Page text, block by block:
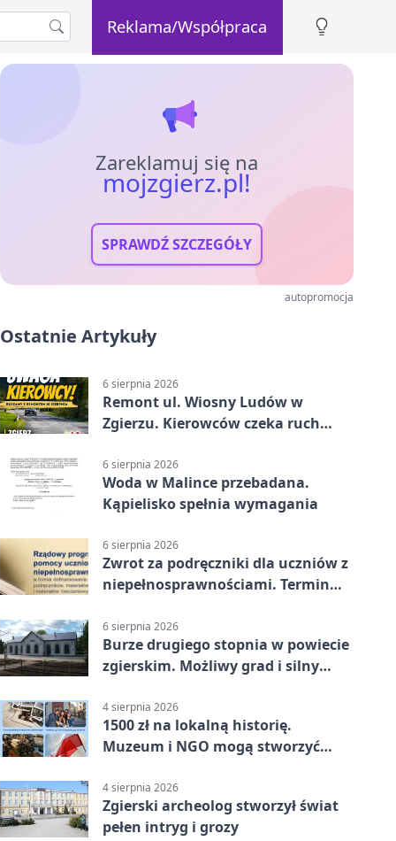
Reklama/Współpraca
Zareklamuj się na
mojzgierz.pl!
SPRAWDŹ SZCZEGÓŁY
autopromocja
Ostatnie Artykuły
6 sierpnia 2026
Remont ul. Wiosny Ludów w
Zgierzu. Kierowców czeka ruch
6 sierpnia 2026
Woda w Malince przebadana.
Kąpielisko spełnia wymagania
6 sierpnia 2026
Zwrot za podręczniki dla uczniów z
niepełnosprawnościami. Termin
6 sierpnia 2026
Burze drugiego stopnia w powiecie
zgierskim. Możliwy grad i silny
4 sierpnia 2026
1500 zł na lokalną historię.
Muzeum i NGO mogą stworzyć
4 sierpnia 2026
Zgierski archeolog stworzył świat
pełen intryg i grozy